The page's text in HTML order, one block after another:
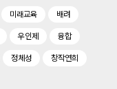
미래교육 배려
우인제 융합
정체성 창작연희